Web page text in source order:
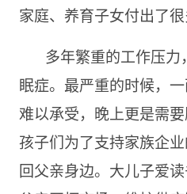
家庭、养育子女付出了很
多年繁重的工作压
眠症。最严重的时候，
难以承受，晚上更是需
孩子们为了支持家族企
回父亲身边。大儿子爱